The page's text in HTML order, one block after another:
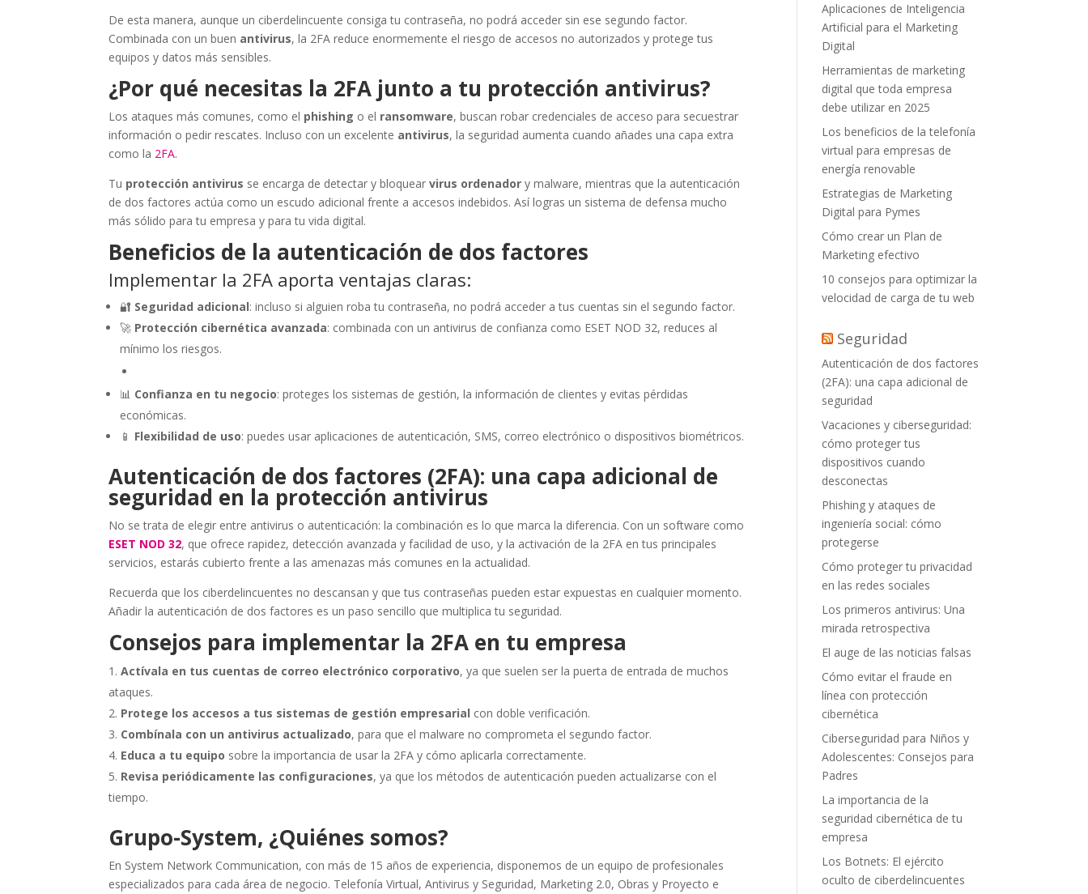
De esta manera, aunque un ciberdelincuente consiga tu contraseña, no podrá acceder sin ese segundo factor.
Combinada con un buen antivirus, la 2FA reduce enormemente el riesgo de accesos no autorizados y protege tus
equipos y datos más sensibles.
¿Por qué necesitas la 2FA junto a tu protección antivirus?
Los ataques más comunes, como el phishing o el ransomware, buscan robar credenciales de acceso para secuestrar
información o pedir rescates. Incluso con un excelente antivirus, la seguridad aumenta cuando añades una capa extra
como la 2FA.
Tu protección antivirus se encarga de detectar y bloquearvirus ordenador y malware, mientras que la autenticación
de dos factores actúa como un escudo adicional frente a accesos indebidos. Así logras un sistema de defensa mucho
más sólido para tu empresa y para tu vida digital.
Beneficios de la autenticación de dos factores
Implementar la 2FA aporta ventajas claras:
🔐 Seguridad adicional: incluso si alguien roba tu contraseña, no podrá acceder a tus cuentas sin el segundo factor.
🚀 Protección cibernética avanzada: combinada con un antivirus de confianza como ESET NOD 32, reduces al
mínimo los riesgos.
📊 Confianza en tu negocio: proteges los sistemas de gestión, la información de clientes y evitas pérdidas
económicas.
📱 Flexibilidad de uso: puedes usar aplicaciones de autenticación, SMS, correo electrónico o dispositivos biométricos.
Autenticación de dos factores (2FA): una capa adicional de
seguridad en la protección antivirus
No se trata de elegir entre antivirus o autenticación: la combinación es lo que marca la diferencia. Con un software como
ESET NOD 32, que ofrece rapidez, detección avanzada y facilidad de uso, y la activación de la 2FA en tus principales
servicios, estarás cubierto frente a las amenazas más comunes en la actualidad.
Recuerda que los ciberdelincuentes no descansan y que tus contraseñas pueden estar expuestas en cualquier momento.
Añadir la autenticación de dos factores es un paso sencillo que multiplica tu seguridad.
Consejos para implementar la 2FA en tu empresa
Actívala en tus cuentas de correo electrónico corporativo, ya que suelen ser la puerta de entrada de muchos
ataques.
Protege los accesos a tus sistemas de gestión empresarial con doble verificación.
Combínala con un antivirus actualizado, para que el malware no comprometa el segundo factor.
Educa a tu equipo sobre la importancia de usar la 2FA y cómo aplicarla correctamente.
Revisa periódicamente las configuraciones, ya que los métodos de autenticación pueden actualizarse con el
tiempo.
Grupo-System, ¿Quiénes somos?
En System Network Communication, con más de 15 años de experiencia, disponemos de un equipo de profesionales
especializados para cada área de negocio. Telefonía Virtual, Antivirus y Seguridad, Marketing 2.0, Obras y Proyecto e
Aplicaciones de Inteligencia
Artificial para el Marketing
Digital
Herramientas de marketing
digital que toda empresa
debe utilizar en 2025
Los beneficios de la telefonía
virtual para empresas de
energía renovable
Estrategias de Marketing
Digital para Pymes
Cómo crear un Plan de
Marketing efectivo
10 consejos para optimizar la
velocidad de carga de tu web
Seguridad
Autenticación de dos factores
(2FA): una capa adicional de
seguridad
Vacaciones y ciberseguridad:
cómo proteger tus
dispositivos cuando
desconectas
Phishing y ataques de
ingeniería social: cómo
protegerse
Cómo proteger tu privacidad
en las redes sociales
Los primeros antivirus: Una
mirada retrospectiva
El auge de las noticias falsas
Cómo evitar el fraude en
línea con protección
cibernética
Ciberseguridad para Niños y
Adolescentes: Consejos para
Padres
La importancia de la
seguridad cibernética de tu
empresa
Los Botnets: El ejército
oculto de ciberdelincuentes